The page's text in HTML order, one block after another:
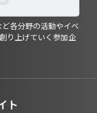
各分野の活動やイベ
り上げていく参加企
ト